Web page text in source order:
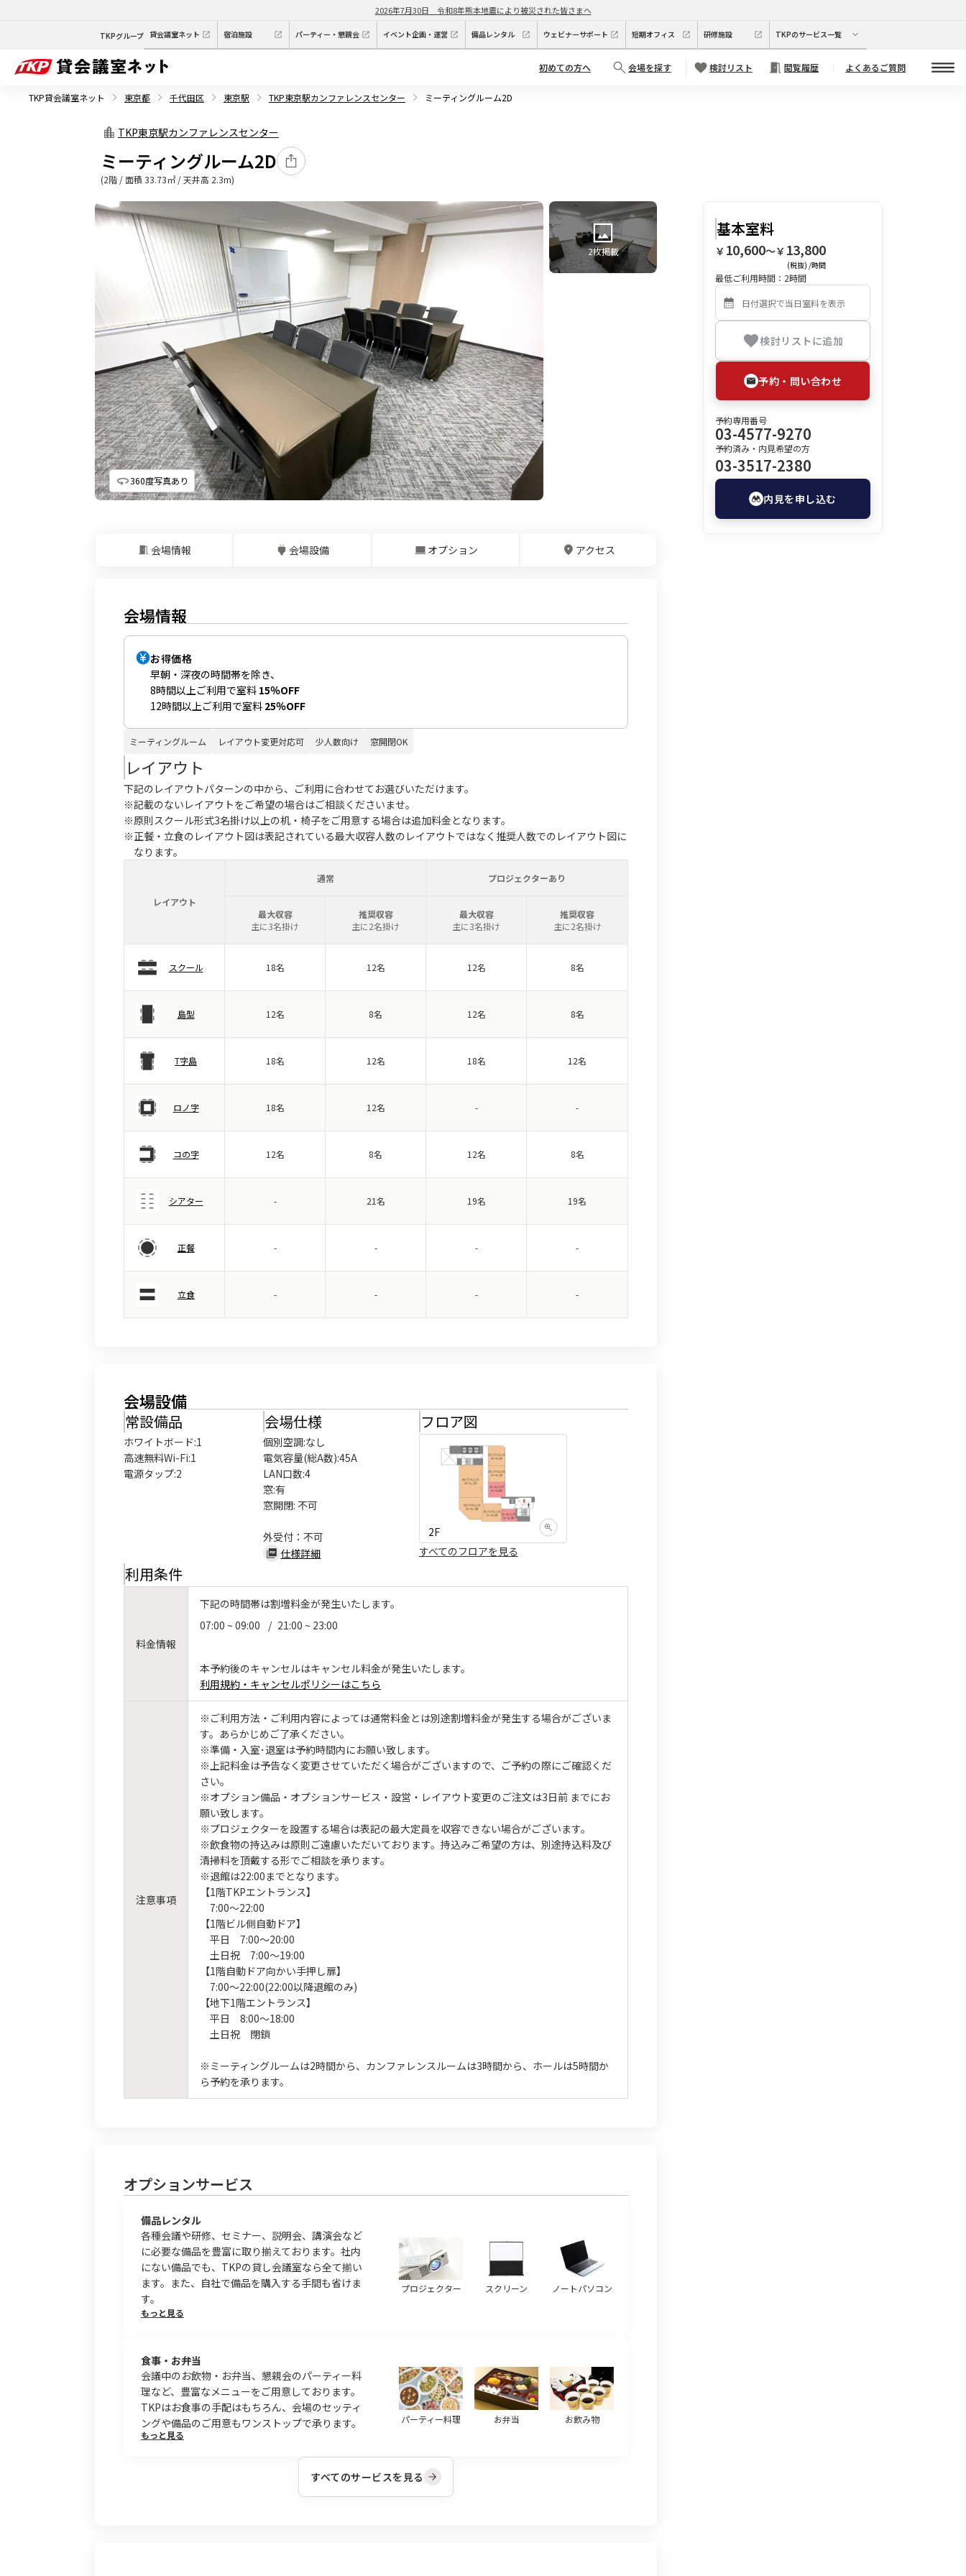
2026年7月30日 令和8年熊本地震により被災された皆さまへ
TKPグループ 貸会議室ネット 宿泊施設 パーティー・懇親会 イベント企画・運営 備品レンタル ウェビナーサポート 短期オフィス 研修施設 TKPのサービス一覧
初めての方へ 会場を探す 検討リスト 閲覧履歴 よくあるご質問
TKP貸会議室ネット 東京都 千代田区 東京駅 TKP東京駅カンファレンスセンター ミーティングルーム2D
TKP東京駅カンファレンスセンター
ミーティングルーム2D
(2階 / 面積 33.73㎡ / 天井高 2.3m)
360度写真あり
2枚掲載
会場情報 会場設備 オプション アクセス
会場情報
お得価格
早朝・深夜の時間帯を除き、
8時間以上ご利用で室料 15％OFF
12時間以上ご利用で室料 25％OFF
ミーティングルーム レイアウト変更対応可 少人数向け 窓開閉OK
レイアウト
下記のレイアウトパターンの中から、ご利用に合わせてお選びいただけます。
※記載のないレイアウトをご希望の場合はご相談くださいませ。
※原則スクール形式3名掛け以上の机・椅子をご用意する場合は追加料金となります。
※正餐・立食のレイアウト図は表記されている最大収容人数のレイアウトではなく推奨人数でのレイアウト図に
なります。
レイアウト
通常 プロジェクターあり
最大収容
主に3名掛け
推奨収容
主に2名掛け
最大収容
主に3名掛け
推奨収容
主に2名掛け
スクール 18名 12名 12名 8名
島型 12名 8名 12名 8名
T字島 18名 12名 18名 12名
ロノ字 18名 12名 - -
コの字 12名 8名 12名 8名
シアター - 21名 19名 19名
正餐 - - - -
立食 - - - -
会場設備
常設備品
ホワイトボード:1
高速無料Wi-Fi:1
電源タップ:2
会場仕様
個別空調:なし
電気容量(総A数):45A
LAN口数:4
窓:有
窓開閉: 不可
外受付：不可
仕様詳細
フロア図
2F
すべてのフロアを見る
利用条件
料金情報
下記の時間帯は割増料金が発生いたします。
07:00 ~ 09:00
/ 21:00 ~ 23:00
本予約後のキャンセルはキャンセル料金が発生いたします。
利用規約・キャンセルポリシーはこちら
注意事項
※ご利用方法・ご利用内容によっては通常料金とは別途割増料金が発生する場合がございま
す。あらかじめご了承ください。
※準備・入室･退室は予約時間内にお願い致します。
※上記料金は予告なく変更させていただく場合がございますので、ご予約の際にご確認くだ
さい。
※オプション備品・オプションサービス・設営・レイアウト変更のご注文は3日前 までにお
願い致します。
※プロジェクターを設置する場合は表記の最大定員を収容できない場合がございます。
※飲食物の持込みは原則ご遠慮いただいております。持込みご希望の方は、別途持込料及び
清掃料を頂戴する形でご相談を承ります。
※退館は22:00までとなります。
【1階TKPエントランス】
7:00～22:00
【1階ビル側自動ドア】
平日 7:00～20:00
土日祝 7:00～19:00
【1階自動ドア向かい手押し扉】
7:00～22:00(22:00以降退館のみ)
【地下1階エントランス】
平日 8:00～18:00
土日祝 閉鎖
※ミーティングルームは2時間から、カンファレンスルームは3時間から、ホールは5時間か
ら予約を承ります。
オプションサービス
備品レンタル
各種会議や研修、セミナー、説明会、講演会など
に必要な備品を豊富に取り揃えております。社内
にない備品でも、TKPの貸し会議室なら全て揃い
ます。また、自社で備品を購入する手間も省けま
す。
もっと見る
プロジェクター スクリーン ノートパソコン
食事・お弁当
会議中のお飲物・お弁当、懇親会のパーティー料
理など、豊富なメニューをご用意しております。
TKPはお食事の手配はもちろん、会場のセッティ
ングや備品のご用意もワンストップで承ります。
もっと見る
パーティー料理 お弁当 お飲み物
すべてのサービスを見る
基本室料
￥ 10,600〜￥ 13,800
(税抜) /時間
最低ご利用時間： 2時間
検討リストに追加
予約・問い合わせ
予約専用番号
03-4577-9270
予約済み・内見希望の方
03-3517-2380
内見を申し込む